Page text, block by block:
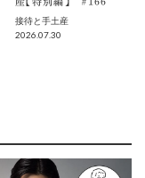
接待と手土産
2026.07.30